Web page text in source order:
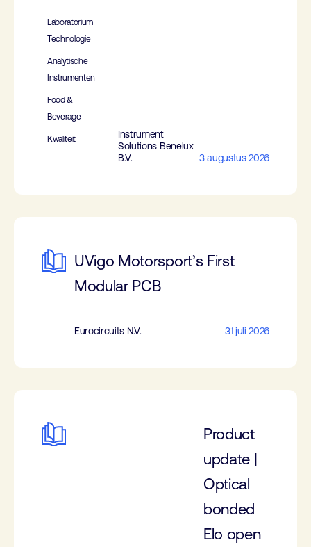
Laboratorium
Technologie
Analytische
Instrumenten
Food &
Beverage
Kwaliteit
Instrument
Solutions Benelux
B.V.
3 augustus 2026
UVigo Motorsport’s First
Modular PCB
Eurocircuits N.V. 31 juli 2026
Product
update |
Optical
bonded
Elo open